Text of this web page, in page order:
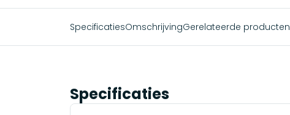
SpecificatiesOmschrijvingGerelateerde producten
Specificaties